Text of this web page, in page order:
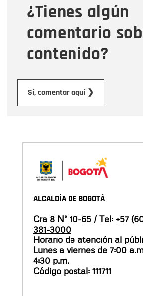
¿Tienes algún
comentario
contenido?
Sí, comentar aquí ❯
Mensaje
ALCALDÍA DE BOGOTÁ
Cra 8 N° 10-65 / Tel: +57
381-3000
Horario de atención al
Lunes a viernes de 7:00
4:30 p.m.
Código postal: 111711